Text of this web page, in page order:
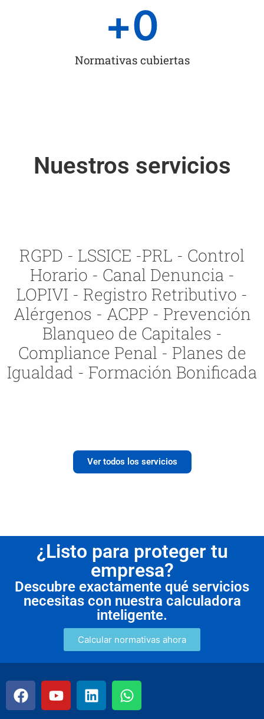
Normativas cubiertas
+0
Nuestros servicios
RGPD - LSSICE -PRL - Control
Horario - Canal Denuncia -
LOPIVI - Registro Retributivo -
Alérgenos - ACPP - Prevención
Blanqueo de Capitales -
Compliance Penal - Planes de
Igualdad - Formación Bonificada
Ver todos los servicios
¿Listo para proteger tu
empresa?
Descubre exactamente qué servicios
necesitas con nuestra calculadora
inteligente.
Calcular normativas ahora